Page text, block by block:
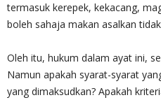
termasuk kerepek, kekacang,
boleh sahaja makan asalkan
Oleh itu, hukum dalam ayat ini,
Namun apakah syarat-syarat
yang dimaksudkan? Apakah